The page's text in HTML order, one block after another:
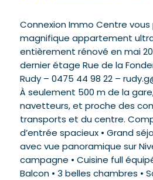
Connexion Immo Centre
magnifique appartement ultra
entièrement rénové en mai
dernier étage Rue de la
Rudy – 0475 44 98 22 –
À seulement 500 m de la
navetteurs, et proche des
transports et du centre.
d’entrée spacieux • Grand
avec vue panoramique sur
campagne • Cuisine full
Balcon • 3 belles chambres •